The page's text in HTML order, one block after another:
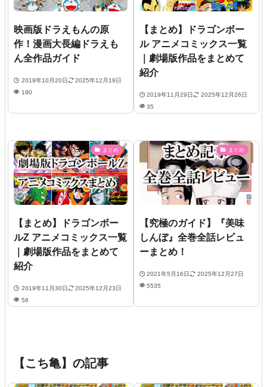
映画版ドラえもんの原
作！漫画大長編ドラえも
ん全作品ガイド
2019年10月20日
2025年12月19日
190
【まとめ】ドラゴンボー
ル アニメコミックス一覧
｜劇場版作品をまとめて
紹介
2019年11月29日
2025年12月26日
35
まとめ
【まとめ】ドラゴンボー
ルZ アニメコミックス一覧
｜劇場版作品をまとめて
紹介
2019年11月30日
2025年12月23日
58
まとめ
【究極のガイド】『美味
しんぼ』全巻全話レビュ
ーまとめ！
2021年5月16日
2025年12月27日
5535
【こち亀】の記事